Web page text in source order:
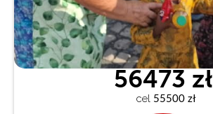
56473 zł
cel 55500 zł